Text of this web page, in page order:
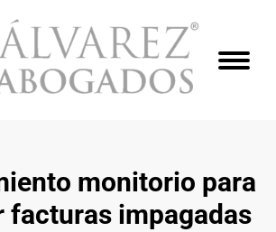
monitorio para
facturas impagadas